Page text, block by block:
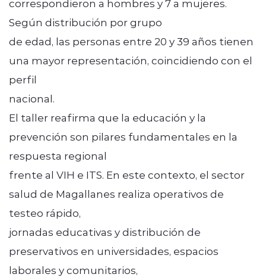
correspondieron a hombres y 7 a mujeres.
Según distribución por grupo
de edad, las personas entre 20 y 39 años tienen
una mayor representación, coincidiendo con el
perfil
nacional.
El taller reafirma que la educación y la
prevención son pilares fundamentales en la
respuesta regional
frente al VIH e ITS. En este contexto, el sector
salud de Magallanes realiza operativos de
testeo rápido,
jornadas educativas y distribución de
preservativos en universidades, espacios
laborales y comunitarios,